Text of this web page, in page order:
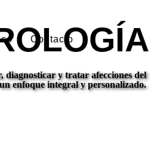
Contacto
diagnosticar y tratar afecciones del
enfoque integral y personalizado.